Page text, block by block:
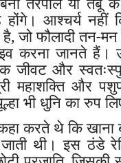
होंगे। आश्चर्य
जो फौलादी तन-
करना जानते हैं।
जीवट और
महाशक्ति और
भी धुनि का रुप
कहा करते थे कि
जाती थी। इस ठंडे